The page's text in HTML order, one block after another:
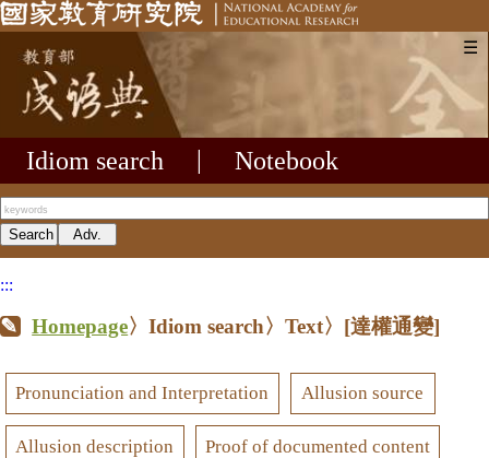
☰
Idiom search Notebook
:::
Homepage〉Idiom search〉Text〉 [達權通變]
Pronunciation and Interpretation Allusion source
Allusion description Proof of documented content